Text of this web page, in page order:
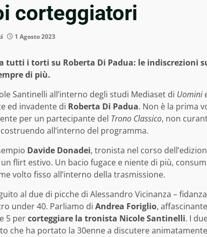
corteggiatori
1 Agosto 2023
tutti i torti su Roberta Di Padua: le indiscrezioni
di più.
Santinelli all’interno degli studi Mediaset di Uomini
ed invadente di Roberta Di Padua. Non è la prima
per un partecipante del Trono Classico, non
all’interno del programma.
Davide Donadei, tronista nel corso
flirt estivo. Un bacio fugace e niente di più,
volto fisso all’interno della trasmissione.
al due di picche di Alessandro Vicinanza –
under 40. Parliamo di Andrea Foriglio,
5 percorteggiare la tronista Nicole Santinelli. I
che ha portato la 30enne a discutere